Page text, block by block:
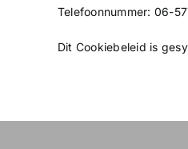
Telefoonnummer: 06-
Dit Cookiebeleid is